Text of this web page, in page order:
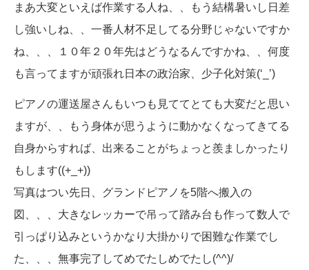
まあ大変といえば作業する人ね、、もう結構暑いし日差
し強いしね、、一番人材不足してる分野じゃないですか
ね、、、１０年２０年先はどうなるんですかね、、何度
も言ってますが頑張れ日本の政治家、少子化対策(‘_’)
ピアノの運送屋さんもいつも見ててとても大変だと思い
ますが、、もう身体が思うように動かなくなってきてる
自身からすれば、出来ることがちょっと羨ましかったり
もします((+_+))
写真はつい先日、グランドピアノを5階へ搬入の
図、、、大きなレッカーで吊って踏み台も作って数人で
引っぱり込みというかなり大掛かりで困難な作業でし
た、、、無事完了してめでたしめでたし(^^)/